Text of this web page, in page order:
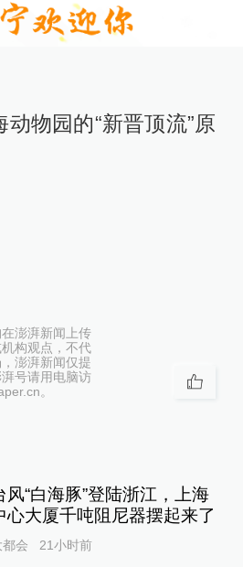
物园的“新晋顶流”原
澎湃新闻上传
构观点，不代
澎湃新闻仅提
号请用电脑访
。
风“白海豚”登陆浙江，上海
心大厦千吨阻尼器摆起来了
都会 21小时前